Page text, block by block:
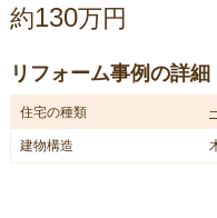
約130万円
リフォーム事例の詳細
住宅の種類
建物構造